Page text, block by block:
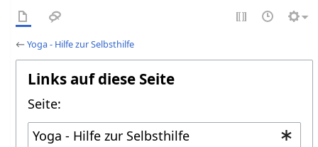
←Yoga - Hilfe zur Selbsthilfe
Links auf diese Seite
Seite: